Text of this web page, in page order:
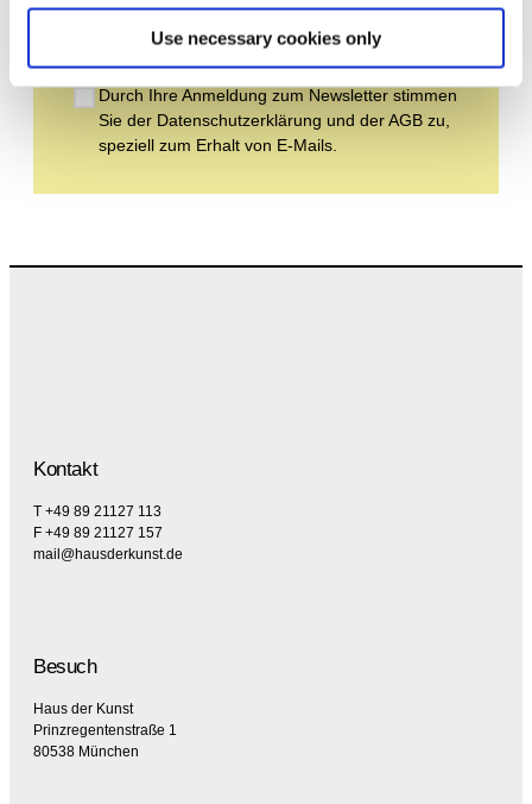
Use necessary cookies only
Durch Ihre Anmeldung zum Newsletter stimmen
Sie der Datenschutzerklärung und der AGB zu,
speziell zum Erhalt von E-Mails.
Kontakt
T +49 89 21127 113
F +49 89 21127 157
mail@hausderkunst.de
Besuch
Haus der Kunst
Prinzregentenstraße 1
80538 München